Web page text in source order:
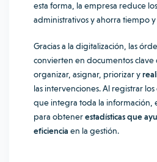
esta forma, la empresa reduce
administrativos y ahorra tiempo y
Gracias a la digitalización, las
convierten en documentos
organizar, asignar, priorizar y
las intervenciones. Al registrar
que integra toda la información,
para obtenerestadísticas que
eficiencia en la gestión.